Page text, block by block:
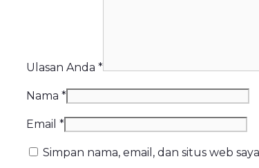
Ulasan Anda *
Nama *
Email *
Simpan nama, email, dan situs web